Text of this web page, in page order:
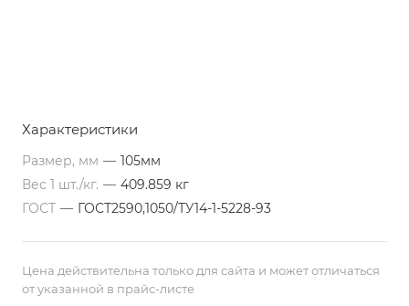
Характеристики
Размер, мм — 105мм
Вес 1 шт./кг. — 409.859 кг
ГОСТ — ГОСТ2590,1050/ТУ14-1-5228-93
Цена действительна только для сайта и может отличаться
от указанной в прайс-листе